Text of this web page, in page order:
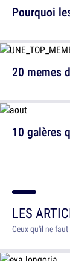
20 memes
Pourquoi
10 galères
LES
Ceux qu'il ne